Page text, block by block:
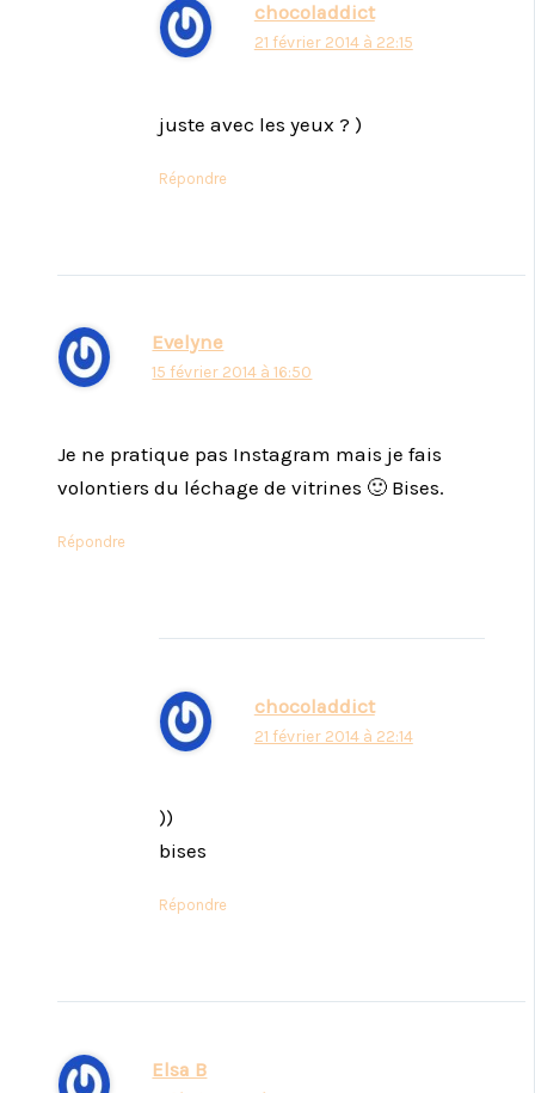
chocoladdict
21 février 2014 à 22:15
juste avec les yeux ? )
Répondre
Evelyne
15 février 2014 à 16:50
Je ne pratique pas Instagram mais je fais
volontiers du léchage de vitrines 🙂 Bises.
Répondre
chocoladdict
21 février 2014 à 22:14
))
bises
Répondre
Elsa B